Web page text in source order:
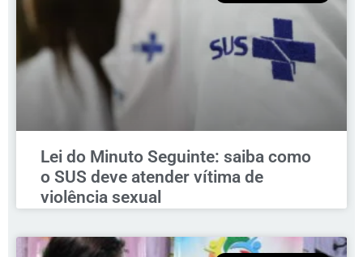
Lei do Minuto Seguinte: saiba como
o SUS deve atender vítima de
violência sexual